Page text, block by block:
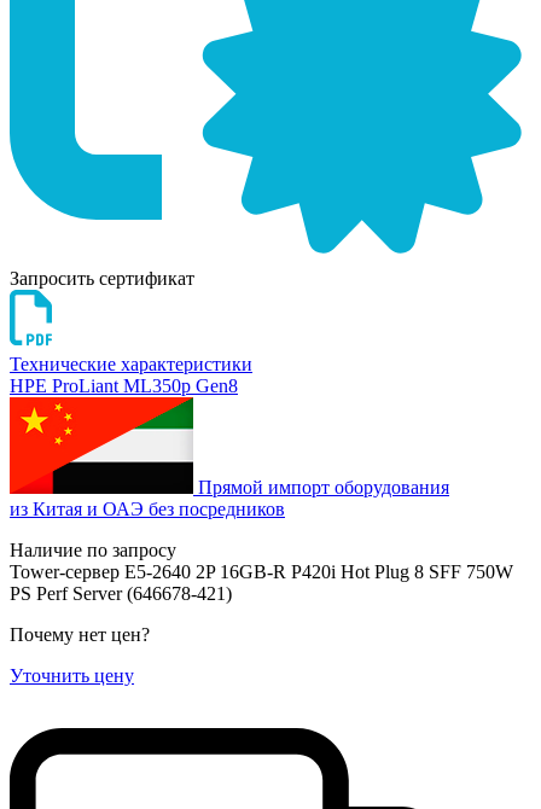
Запросить сертификат
Технические характеристики
HPE ProLiant ML350p Gen8
Прямой импорт оборудования
из Китая и ОАЭ без посредников
Наличие по запросу
Tower-сервер E5-2640 2P 16GB-R P420i Hot Plug 8 SFF 750W
PS Perf Server (646678-421)
Почему нет цен?
Уточнить цену